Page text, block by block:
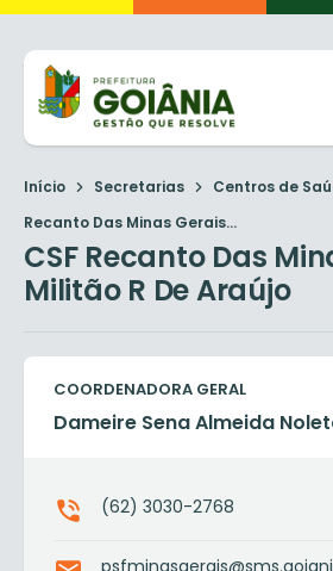
Início Secretarias Centros de
Recanto Das Minas Gerais...
CSF Recanto Das
Militão R De Araújo
COORDENADORA GERAL
Dameire Sena Almeida
(62) 3030-2768